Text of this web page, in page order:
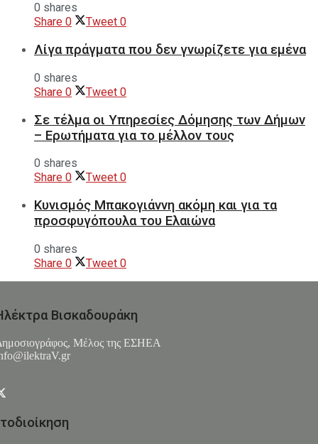
0 shares
Share 0 Tweet 0
Λίγα πράγματα που δεν γνωρίζετε για εμένα
0 shares
Share 0 Tweet 0
Σε τέλμα οι Υπηρεσίες Δόμησης των Δήμων
– Ερωτήματα για το μέλλον τους
0 shares
Share 0 Tweet 0
Κυνισμός Μπακογιάννη ακόμη και για τα
προσφυγόπουλα του Ελαιώνα
0 shares
Share 0 Tweet 0
Βισκαδουράκη
Μέλος της ΕΣHΕΑ